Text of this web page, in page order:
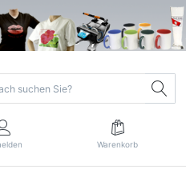
Warenkorb